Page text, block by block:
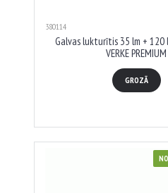
380114
Galvas lukturītis 35 lm + 120
VERKE PREMIUM
GROZĀ